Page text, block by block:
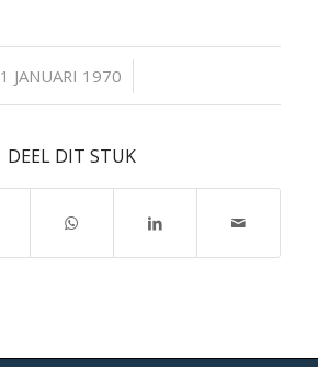
1 JANUARI 1970
/
DEEL DIT STUK